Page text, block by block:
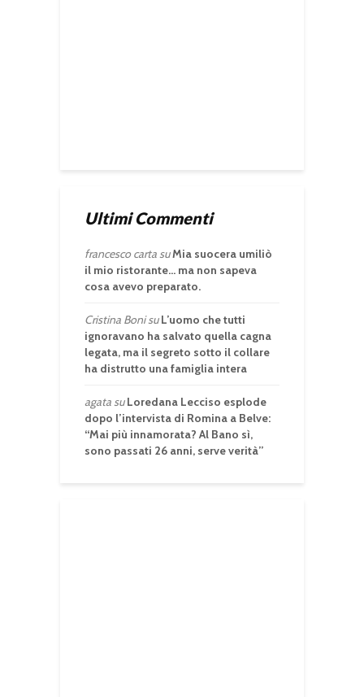
Ultimi Commenti
francesco carta suMia suocera umiliò
il mio ristorante… ma non sapeva
cosa avevo preparato.
Cristina BonisuL’uomo che tutti
ignoravano ha salvato quella cagna
legata, ma il segreto sotto il collare
ha distrutto una famiglia intera
agata suLoredana Lecciso esplode
dopo l’intervista di Romina a Belve:
“Mai più innamorata? Al Bano sì,
sono passati 26 anni, serve verità”